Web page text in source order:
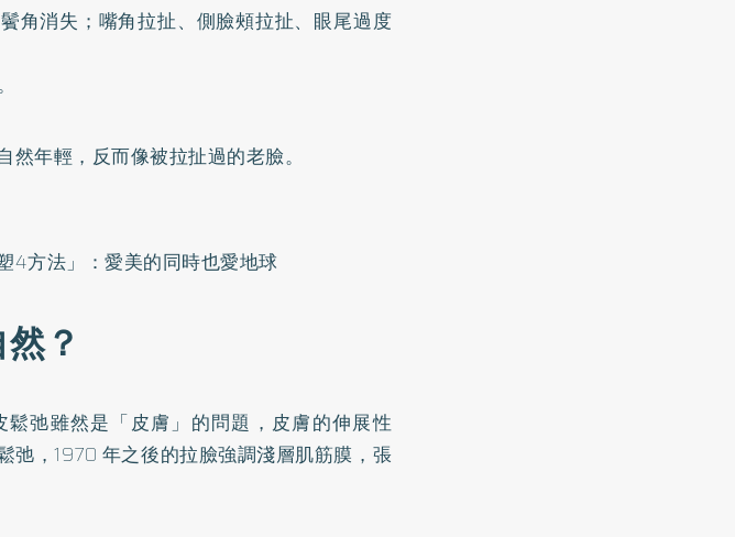
角消失；嘴角拉扯、側臉頰拉扯、眼尾過度
年輕，反而像被拉扯過的老臉。
4方法」：愛美的同時也愛地球
？
弛雖然是「皮膚」的問題，皮膚的伸展性
弛，1970 年之後的拉臉強調淺層肌筋膜，張